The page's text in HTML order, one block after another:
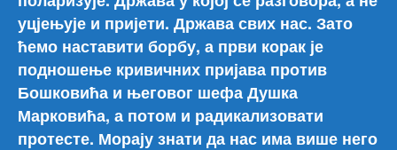
уцјењује и пријети. Држава свих нас. Зато
ћемо наставити борбу, а први корак је
подношење кривичних пријава против
Бошковића и његовог шефа Душка
Марковића, а потом и радикализовати
протесте. Морају знати да нас има више него